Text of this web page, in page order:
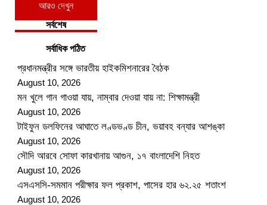
আরও দেখুন
সর্বশেষ
সর্বাধিক পঠিত
প্রধানমন্ত্রীর সঙ্গে ভারতীয় হাইকমিশনারের বৈঠক
August 10, 2026
মন খুলে গান গাওয়া যায়, নাম্বার দেওয়া যায় না: শিক্ষামন্ত্রী
August 10, 2026
টাইফুন ডলফিনের আঘাতে লণ্ডভণ্ড চীন, ভয়াবহ বন্যার আশঙ্কা
August 10, 2026
সৌদি আরবে সোফা কারখানায় আগুন, ১৭ বাংলাদেশি নিহত
August 10, 2026
এসএসসি-সমমান পরীক্ষার ফল প্রকাশ, পাসের হার ৬২.২৫ শতাংশ
August 10, 2026